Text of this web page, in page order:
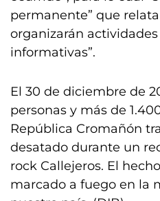
permanente” que
organizarán
informativas”.
El 30 de diciembre de
personas y más de
República Cromañón
desatado durante un
rock Callejeros. El
marcado a fuego en la